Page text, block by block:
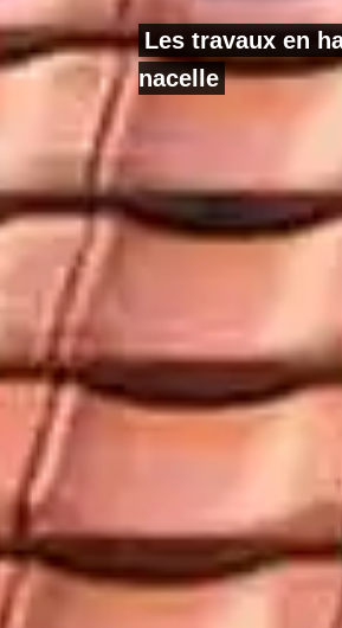
Les travaux en
nacelle